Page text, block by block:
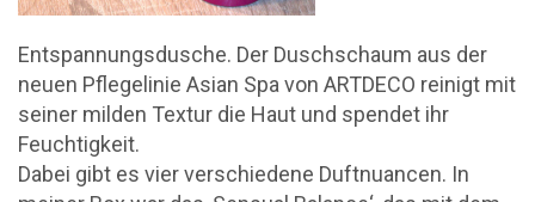
Entspannungsdusche. Der Duschschaum aus der
neuen Pflegelinie Asian Spa von ARTDECO reinigt mit
seiner milden Textur die Haut und spendet ihr
Feuchtigkeit.
Dabei gibt es vier verschiedene Duftnuancen. In